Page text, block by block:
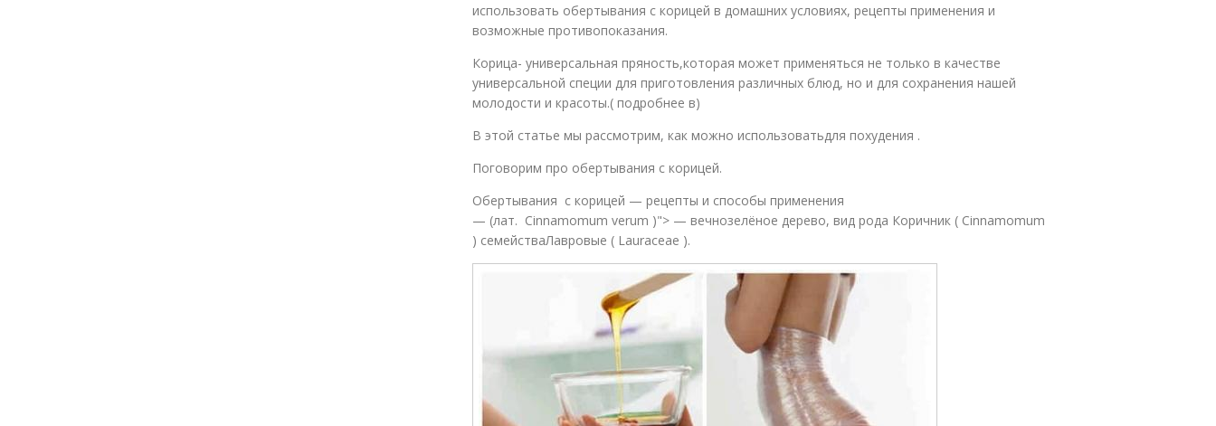
использовать обертывания с корицей в домашних условиях, рецепты применения и
возможные противопоказания.
Корица- универсальная пряность,которая может применяться не только в качестве
универсальной специи для приготовления различных блюд, но и для сохранения нашей
молодости и красоты.( подробнее в)
В этой статье мы рассмотрим, как можно использоватьдля похудения .
Поговорим про обертывания с корицей.
Обертывания с корицей — рецепты и способы применения
— (лат. Cinnamomum verum )"> — вечнозелёное дерево, вид рода Коричник ( Cinnamomum
) семействаЛавровые ( Lauraceae ).